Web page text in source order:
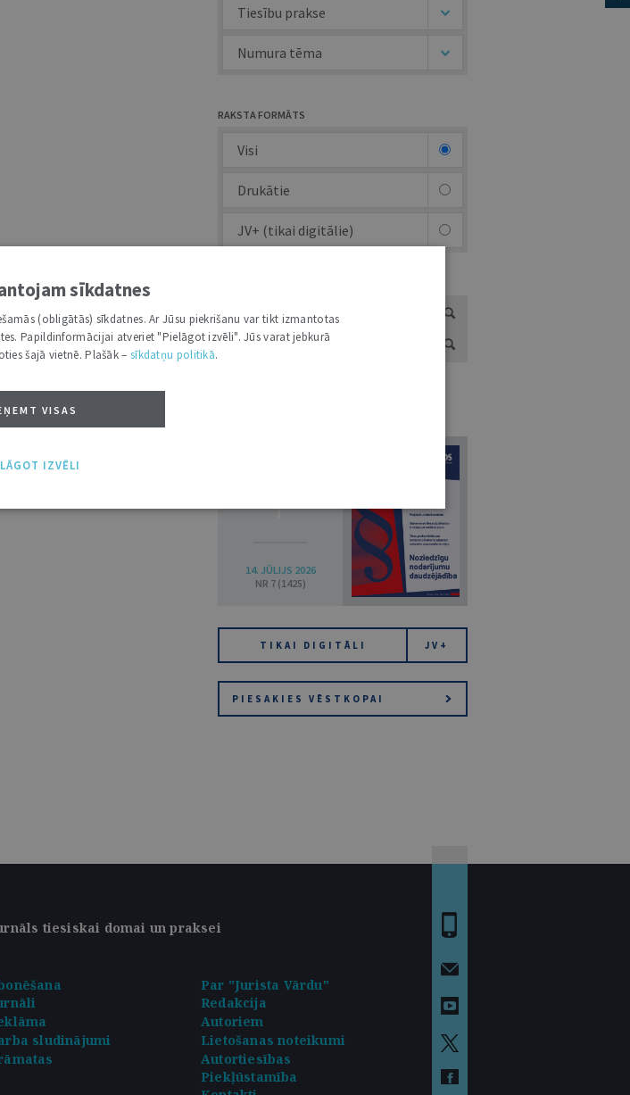
Tiesību prakse
Numura tēma
RAKSTA FORMĀTS
Visi
Drukātie
JV+ (tikai digitālie)
7
14. JŪLIJS 2026
NR 7 (1425)
TIKAI DIGITĀLI JV+
PIESAKIES VĒSTKOPAI
tiesiskai domai un praksei
Par "Jurista Vārdu"
Redakcija
Autoriem
sludinājumi
Lietošanas noteikumi
Autortiesības
Piekļūstamība
sīkdatnes
(obligātās) sīkdatnes. Ar Jūsu piekrišanu var tikt izmantotas
Papildinformācijai atveriet "Pielāgot izvēli". Jūs varat jebkurā
šajā vietnē. Plašāk – sīkdatņu politikā.
VISAS
IZVĒLI